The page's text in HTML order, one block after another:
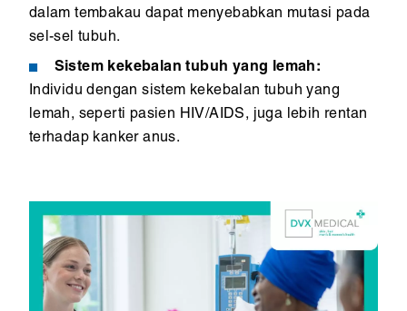
dalam tembakau dapat menyebabkan mutasi pada
sel-sel tubuh.
Sistem kekebalan tubuh yang lemah:
Individu dengan sistem kekebalan tubuh yang
lemah, seperti pasien HIV/AIDS, juga lebih rentan
terhadap kanker anus.